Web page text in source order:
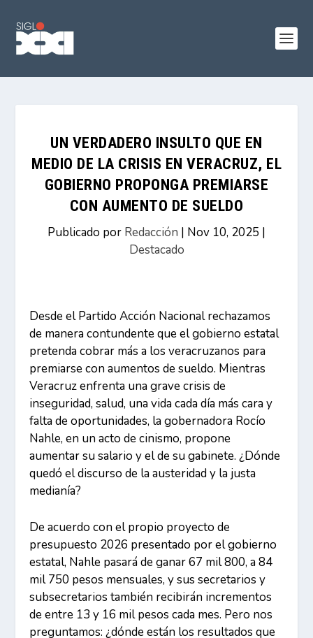
UN VERDADERO INSULTO QUE EN
MEDIO DE LA CRISIS EN VERACRUZ, EL
GOBIERNO PROPONGA PREMIARSE
CON AUMENTO DE SUELDO
Publicado por Redacción | Nov 10, 2025 |
Destacado
Desde el Partido Acción Nacional rechazamos
de manera contundente que el gobierno estatal
pretenda cobrar más a los veracruzanos para
premiarse con aumentos de sueldo. Mientras
Veracruz enfrenta una grave crisis de
inseguridad, salud, una vida cada día más cara y
falta de oportunidades, la gobernadora Rocío
Nahle, en un acto de cinismo, propone
aumentar su salario y el de su gabinete. ¿Dónde
quedó el discurso de la austeridad y la justa
medianía?
De acuerdo con el propio proyecto de
presupuesto 2026 presentado por el gobierno
estatal, Nahle pasará de ganar 67 mil 800, a 84
mil 750 pesos mensuales, y sus secretarios y
subsecretarios también recibirán incrementos
de entre 13 y 16 mil pesos cada mes. Pero nos
preguntamos: ¿dónde están los resultados que